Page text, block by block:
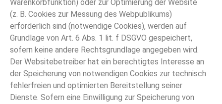
Warenkorbfunktion) oder zur Optimierung der Website
(z. B. Cookies zur Messung des Webpublikums)
erforderlich sind (notwendige Cookies), werden auf
Grundlage von Art. 6 Abs. 1 lit. f DSGVO gespeichert,
sofern keine andere Rechtsgrundlage angegeben wird.
Der Websitebetreiber hat ein berechtigtes Interesse an
der Speicherung von notwendigen Cookies zur technisch
fehlerfreien und optimierten Bereitstellung seiner
Dienste. Sofern eine Einwilligung zur Speicherung von